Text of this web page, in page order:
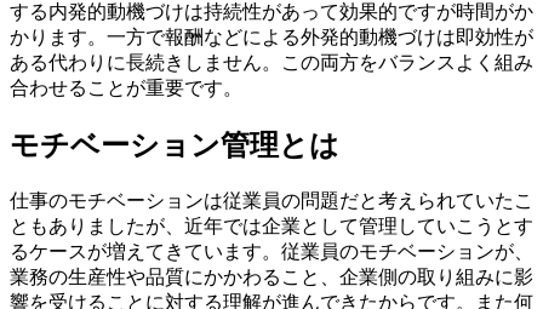
する内発的動機づけは持続性があって効果的ですが時間がか
かります。一方で報酬などによる外発的動機づけは即効性が
ある代わりに長続きしません。この両方をバランスよく組み
合わせることが重要です。
モチベーション管理とは
仕事のモチベーションは従業員の問題だと考えられていたこ
ともありましたが、近年では企業として管理していこうとす
るケースが増えてきています。従業員のモチベーションが、
業務の生産性や品質にかかわること、企業側の取り組みに影
響を受けることに対する理解が進んできたからです。また何